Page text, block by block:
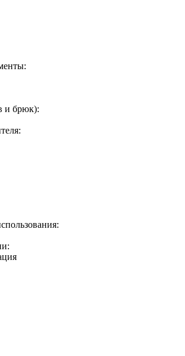
и брюк):